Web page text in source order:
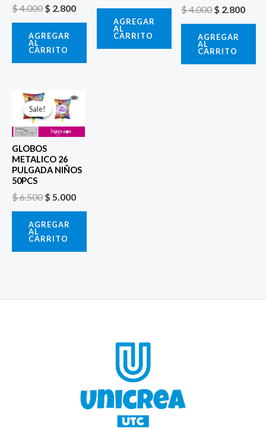
$4.000 $ 2.800
AGREGAR
AL
CARRITO
AGREGAR
AL
CARRITO
$4.000$ 2.800
AGREGAR
AL
CARRITO
Sale!
Sale!
GLOBOS
METALICO 26
PULGADA NIÑOS
50PCS
$6.500
El
precio
original
era:
$ 6.500.
$ 5.000
El
es:
AGREGAR
AL
CARRITO